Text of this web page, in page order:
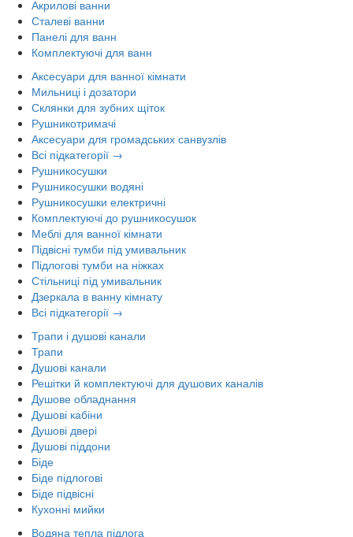
Акрилові ванни
Сталеві ванни
Панелі для ванн
Комплектуючі для ванн
Аксесуари для ванної кімнати
Мильниці і дозатори
Склянки для зубних щіток
Рушникотримачі
Аксесуари для громадських санвузлів
Всі підкатегорії →
Рушникосушки
Рушникосушки водяні
Рушникосушки електричні
Комплектуючі до рушникосушок
Меблі для ванної кімнати
Підвісні тумби під умивальник
Підлогові тумби на ніжках
Стільниці під умивальник
Дзеркала в ванну кімнату
Всі підкатегорії →
Трапи і душові канали
Трапи
Душові канали
Решітки й комплектуючі для душових каналів
Душове обладнання
Душові кабіни
Душові двері
Душові піддони
Біде
Біде підлогові
Біде підвісні
Кухонні мийки
Водяна тепла підлога